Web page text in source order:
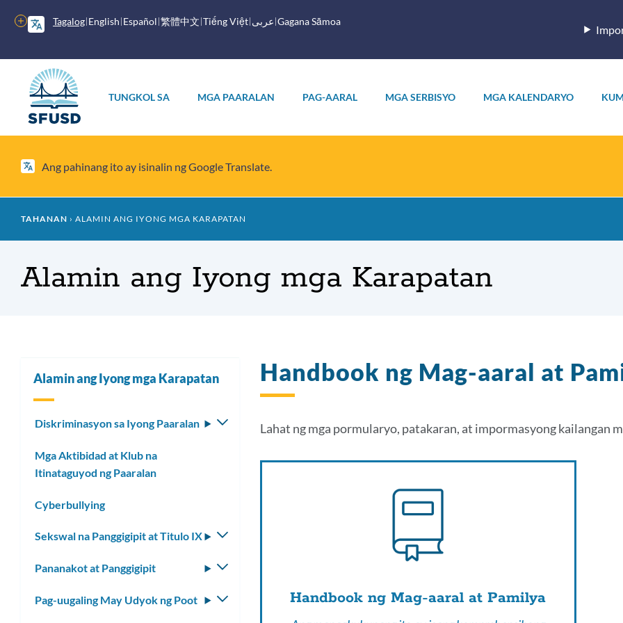
ang
pangunahing
Tagalog English Español 繁體中文 Tiếng Việt عربى Gagana Sāmoa
Higit
pang
opsyon
menu
TUNGKOL SA MGA PAARALAN PAG-AARAL MGA SERBISYO MGA KALENDARYO
Ang pahinang ito ay isinalin ng Google Translate.
Mumo
tinapay
TAHANAN ALAMIN ANG IYONG MGA KARAPATAN
Alamin ang Iyong mga Karapatan
Handbook ng Mag-aaral at
Lahat ng mga pormularyo, patakaran, at impormasyong kailangan
Handbook ng Mag-aaral at Pamilya
Alamin ang Iyong mga Karapatan
Diskriminasyon sa Iyong Paaralan
I-
Mga Aktibidad at Klub na
Itinataguyod ng Paaralan
Cyberbullying
Sekswal na Panggigipit at Titulo IX
I-
Pananakot at Panggigipit
I-
Pag-uugaling May Udyok ng Poot
I-